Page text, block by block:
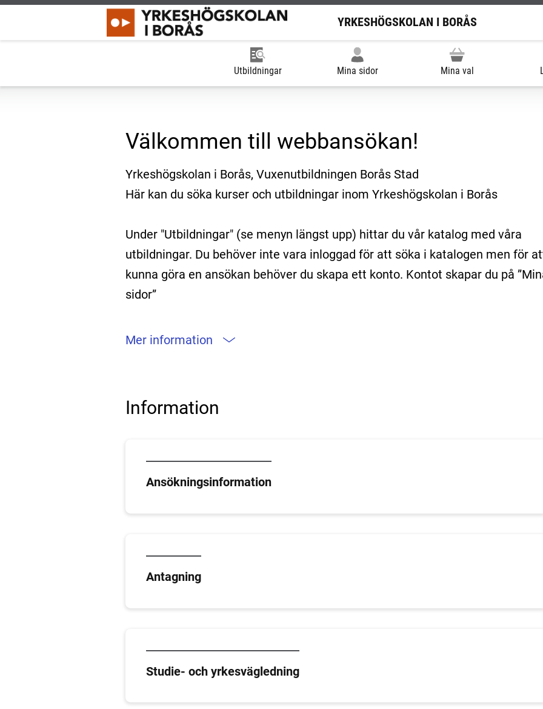
YRKESHÖGSKOLAN I BORÅS
Utbildningar Mina sidor Mina val
Välkommen till webbansökan!
Yrkeshögskolan i Borås, Vuxenutbildningen Borås Stad
Här kan du söka kurser och utbildningar inom Yrkeshögskolan i Borås
Under "Utbildningar" (se menyn längst upp) hittar du vår katalog med våra
utbildningar. Du behöver inte vara inloggad för att söka i katalogen men för
kunna göra en ansökan behöver du skapa ett konto. Kontot skapar du på
sidor”
Mer information
Information
Ansökningsinformation
Antagning
Studie- och yrkesvägledning